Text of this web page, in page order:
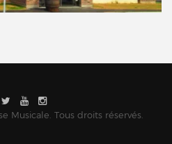
Musicale. Tous droits réservés.